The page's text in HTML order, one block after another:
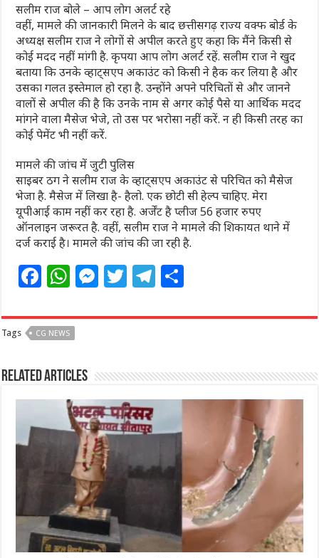
सलीम राज बोले – आप लोग अलर्ट रहे
वहीं, मामले की जानकारी मिलने के बाद छत्तीसगढ़ राज्य वक्फ बोर्ड के
अध्यक्ष सलीम राज ने लोगों से अपील करते हुए कहा कि मैंने किसी से
कोई मदद नहीं मांगी है. कृपया आप लोग अलर्ट रहें. सलीम राज ने खुद
बताया कि उनके व्हाट्सएप अकाउंट को किसी ने हैक कर लिया है और
उसका गलत इस्तेमाल हो रहा है. उन्होंने अपने परिचितों से और जानने
वालों से अपील की है कि उनके नाम से अगर कोई पैसे या आर्थिक मदद
मांगने वाला मैसेज भेजे, तो उस पर भरोसा नहीं करें. न ही किसी तरह का
कोई पेमेंट भी नहीं करें.
मामले की जांच में जुटी पुलिस
साइबर ठग ने सलीम राज के व्हाट्सएप अकाउंट से परिचित को मैसेज
भेजा है. मैसेज में लिखा है- हैलो. एक छोटी सी हेल्प चाहिए. मेरा
यूपीआई काम नहीं कर रहा है. अर्जेंट है प्लीज 56 हजार रुपए
ऑनलाइन जरूरत है. वहीं, सलीम राज ने मामले की शिकायत थाने में
दर्ज कराई है। मामले की जांच की जा रही है.
F
c
e
b
o
k
W
at
s
A
p
p
M
ss
n
g
e
r
T
itt
r
T
e
ra
m
ar
Tags CG NEWS
Related Articles